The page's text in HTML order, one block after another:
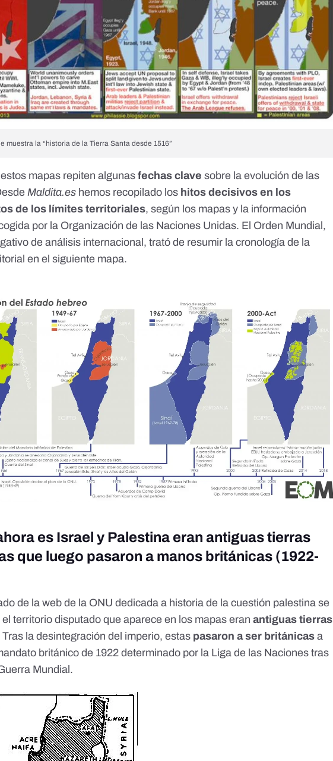
muestra la “historia de la Tierra Santa desde 1516”
mapas repiten algunasfechas clave sobre la evolución de las
Maldita.es hemos recopilado los hitos decisivos en los
de los límites territoriales,según los mapas y la información
por la Organización de las Naciones Unidas. El Orden Mundial,
de análisis internacional, trató de resumir lacronología de la
en el siguiente mapa.
es Israel y Palestina eran antiguas tierras
que luego pasaron a manos británicas (1922-
de la web de la ONU dedicada a historia de la cuestión palestina se
elterritorio disputado que aparece en los mapas eranantiguas tierras
Tras la desintegración del imperio, estas pasaron a ser británicas a
británico de 1922 determinado por la Liga de las Naciones tras
Mundial.